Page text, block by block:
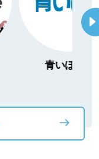
「北海道３大